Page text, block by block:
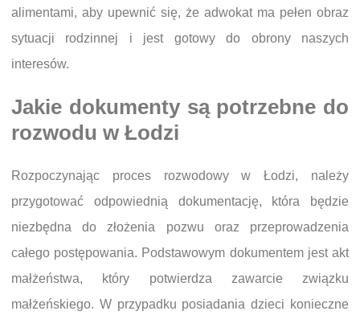
alimentami, aby upewnić się, że adwokat ma pełen obraz
sytuacji rodzinnej i jest gotowy do obrony naszych
interesów.
Jakie dokumenty są potrzebne do
rozwodu w Łodzi
Rozpoczynając proces rozwodowy w Łodzi, należy
przygotować odpowiednią dokumentację, która będzie
niezbędna do złożenia pozwu oraz przeprowadzenia
całego postępowania. Podstawowym dokumentem jest akt
małżeństwa, który potwierdza zawarcie związku
małżeńskiego. W przypadku posiadania dzieci konieczne